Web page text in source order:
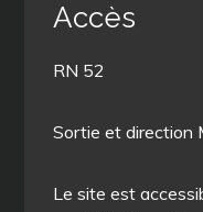
Accès
RN 52
Sortie et direction
Le site est